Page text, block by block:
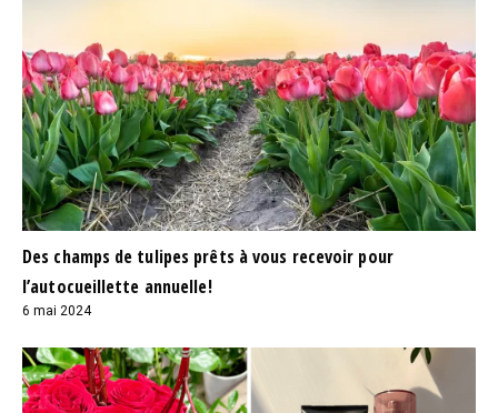
Des champs de tulipes prêts à vous recevoir pour
l’autocueillette annuelle!
6 mai 2024